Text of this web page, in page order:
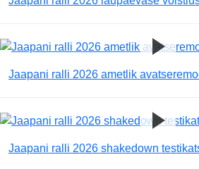
Jaapani ralli 2026 ametlik
Jaapani ralli 2026 shakedown